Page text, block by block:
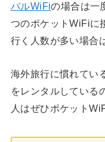
バルWiFiの場合は一
つのポケットWiFiに
行く人数が多い場合
海外旅行に慣れてい
をレンタルしている
人はぜひポケット